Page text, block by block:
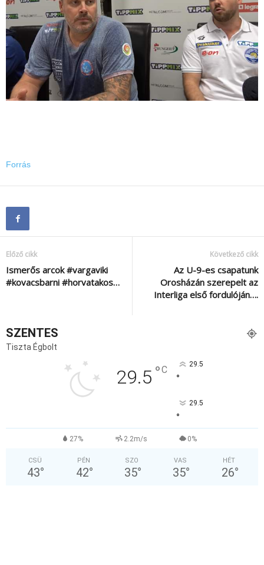
Forrás
Előző cikk
Ismerős arcok #vargaviki
#kovacsbarni #horvatakos…
Következő cikk
Az U-9-es csapatunk
Orosházán szerepelt az
Interliga első fordulóján….
SZENTES
Tiszta Égbolt
29.5 °C 29.5
°
29.5
°
27% 2.2m/s 0%
CSÜ
43°
PÉN
42°
SZO
35°
VAS
35°
HÉT
26°